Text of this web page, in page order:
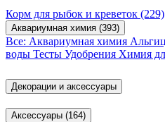
Корм для рыбок и креветок (229)
Аквариумная химия (393)
Все: Аквариумная химия
воды Тесты Удобрения Химия
Декорации и аксессуары
Аксессуары (164)